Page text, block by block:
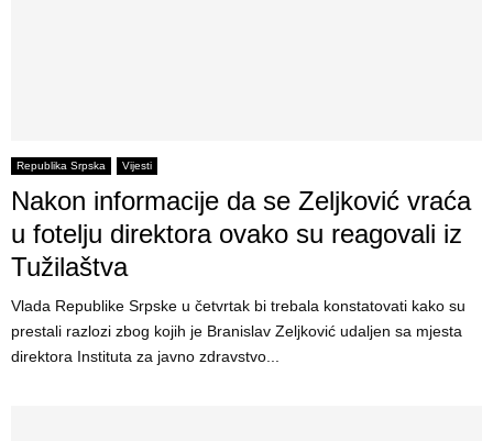
Republika Srpska Vijesti
Nakon informacije da se Zeljković vraća
u fotelju direktora ovako su reagovali iz
Tužilaštva
Vlada Republike Srpske u četvrtak bi trebala konstatovati kako su
prestali razlozi zbog kojih je Branislav Zeljković udaljen sa mjesta
direktora Instituta za javno zdravstvo...